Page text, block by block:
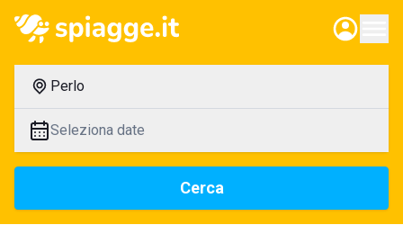
Perlo
Seleziona date
Cerca